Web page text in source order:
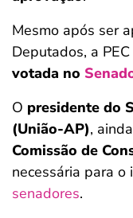
Mesmo após ser
Deputados, a PEC
votada no
O presidente do
(União-AP),
Comissão de
necessária para o
senadores.